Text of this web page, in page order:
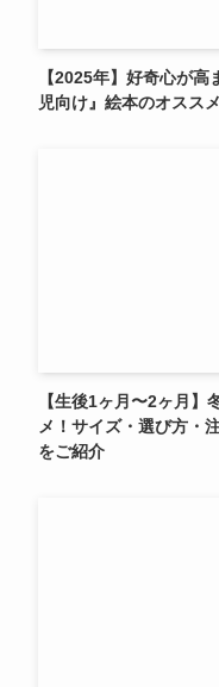
【2025年】好奇心が
児向け』絵本のオスス
【生後1ヶ月〜2ヶ月】
メ！サイズ・選び方・
をご紹介